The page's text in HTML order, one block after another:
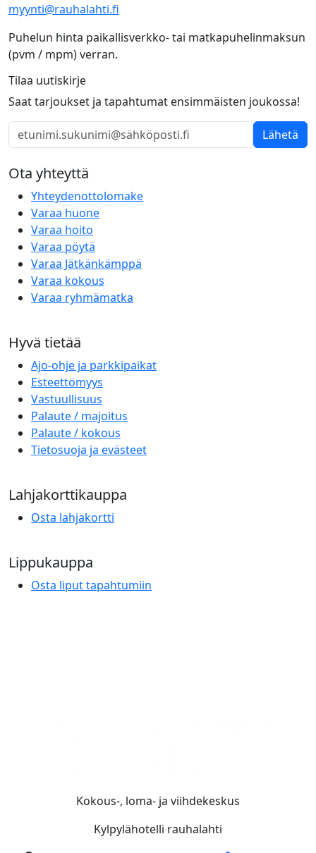
myynti@rauhalahti.fi
Puhelun hinta paikallisverkko- tai matkapuhelinmaksun
(pvm / mpm) verran.
Tilaa uutiskirje
Saat tarjoukset ja tapahtumat ensimmäisten joukossa!
Lähetä
Ota yhteyttä
Yhteydenottolomake
Varaa huone
Varaa hoito
Varaa pöytä
Varaa Jätkänkämppä
Varaa kokous
Varaa ryhmämatka
Hyvä tietää
Ajo-ohje ja parkkipaikat
Esteettömyys
Vastuullisuus
Palaute / majoitus
Palaute / kokous
Tietosuoja ja evästeet
Lahjakorttikauppa
Osta lahjakortti
Lippukauppa
Osta liput tapahtumiin
Kokous-, loma- ja viihdekeskus
Kylpylähotelli rauhalahti